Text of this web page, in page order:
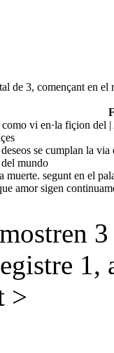
de 3, començant en el
vi en·la fiçion del
se cumplan la
del mundo
segunt en el
amor sigen
1,
>